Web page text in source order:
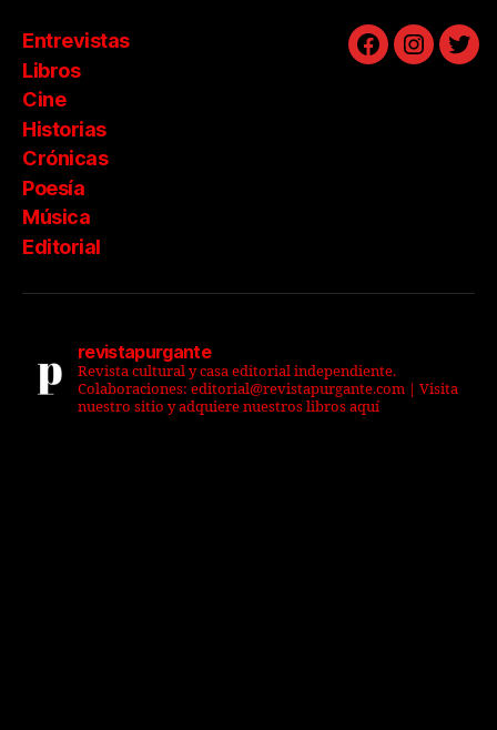
Entrevistas
Libros
Cine
Historias
Crónicas
Poesía
Música
Editorial
Facebook
revistapurgante
Revista cultural y casa editorial independiente.
Colaboraciones: editorial@revistapurgante.com | Visita
nuestro sitio y adquiere nuestros libros aquí